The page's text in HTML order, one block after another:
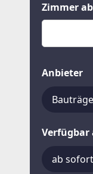
Zimmer ab
Anbieter
Verfügbar
ab sofort